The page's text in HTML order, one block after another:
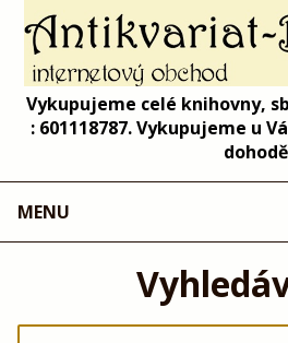
Vykupujeme celé knihovny,
: 601118787. Vykupujeme u
MENU